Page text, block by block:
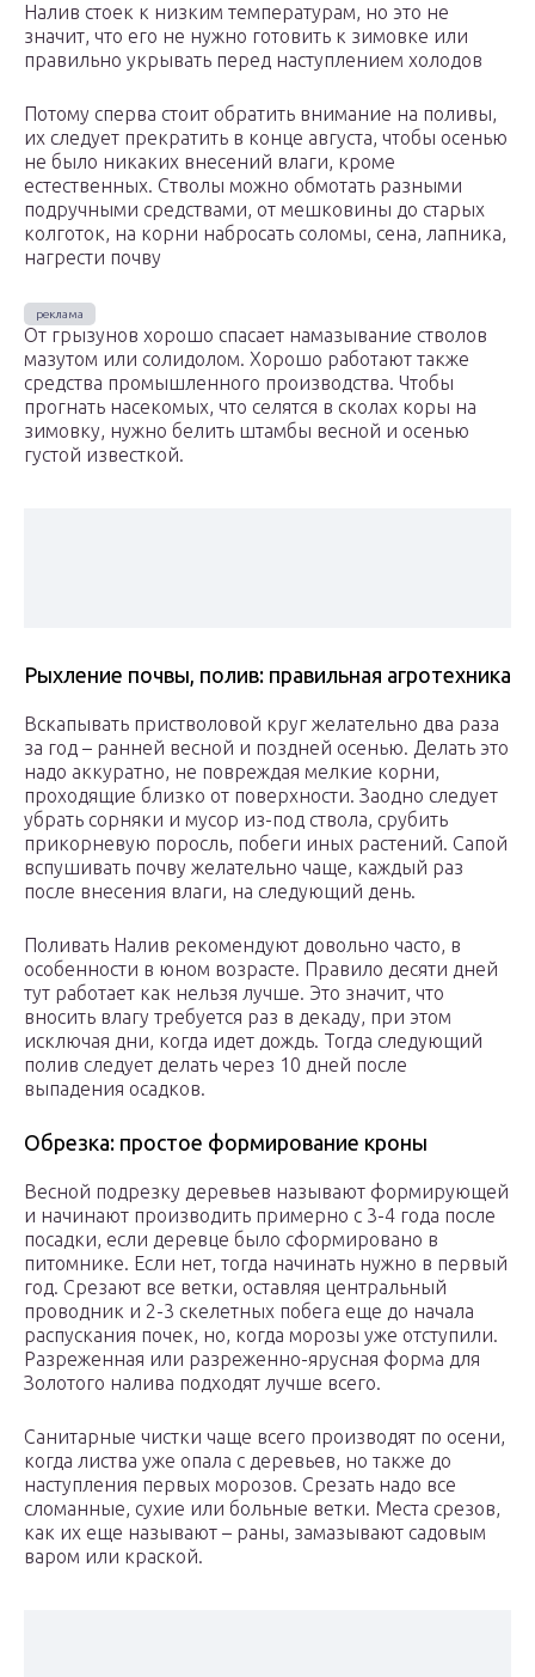
Налив стоек к низким температурам, но это не
значит, что его не нужно готовить к зимовке или
правильно укрывать перед наступлением холодов
Потому сперва стоит обратить внимание на поливы,
их следует прекратить в конце августа, чтобы осенью
не было никаких внесений влаги, кроме
естественных. Стволы можно обмотать разными
подручными средствами, от мешковины до старых
колготок, на корни набросать соломы, сена, лапника,
нагрести почву
От грызунов хорошо спасает намазывание стволов
мазутом или солидолом. Хорошо работают также
средства промышленного производства. Чтобы
прогнать насекомых, что селятся в сколах коры на
зимовку, нужно белить штамбы весной и осенью
густой известкой.
Рыхление почвы, полив: правильная агротехника
Вскапывать пристволовой круг желательно два раза
за год – ранней весной и поздней осенью. Делать это
надо аккуратно, не повреждая мелкие корни,
проходящие близко от поверхности. Заодно следует
убрать сорняки и мусор из-под ствола, срубить
прикорневую поросль, побеги иных растений. Сапой
вспушивать почву желательно чаще, каждый раз
после внесения влаги, на следующий день.
Поливать Налив рекомендуют довольно часто, в
особенности в юном возрасте. Правило десяти дней
тут работает как нельзя лучше. Это значит, что
вносить влагу требуется раз в декаду, при этом
исключая дни, когда идет дождь. Тогда следующий
полив следует делать через 10 дней после
выпадения осадков.
Обрезка: простое формирование кроны
Весной подрезку деревьев называют формирующей
и начинают производить примерно с 3-4 года после
посадки, если деревце было сформировано в
питомнике. Если нет, тогда начинать нужно в первый
год. Срезают все ветки, оставляя центральный
проводник и 2-3 скелетных побега еще до начала
распускания почек, но, когда морозы уже отступили.
Разреженная или разреженно-ярусная форма для
Золотого налива подходят лучше всего.
Санитарные чистки чаще всего производят по осени,
когда листва уже опала с деревьев, но также до
наступления первых морозов. Срезать надо все
сломанные, сухие или больные ветки. Места срезов,
как их еще называют – раны, замазывают садовым
варом или краской.